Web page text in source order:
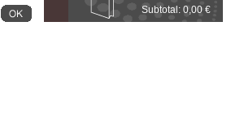
Subtotal: 0,00 €